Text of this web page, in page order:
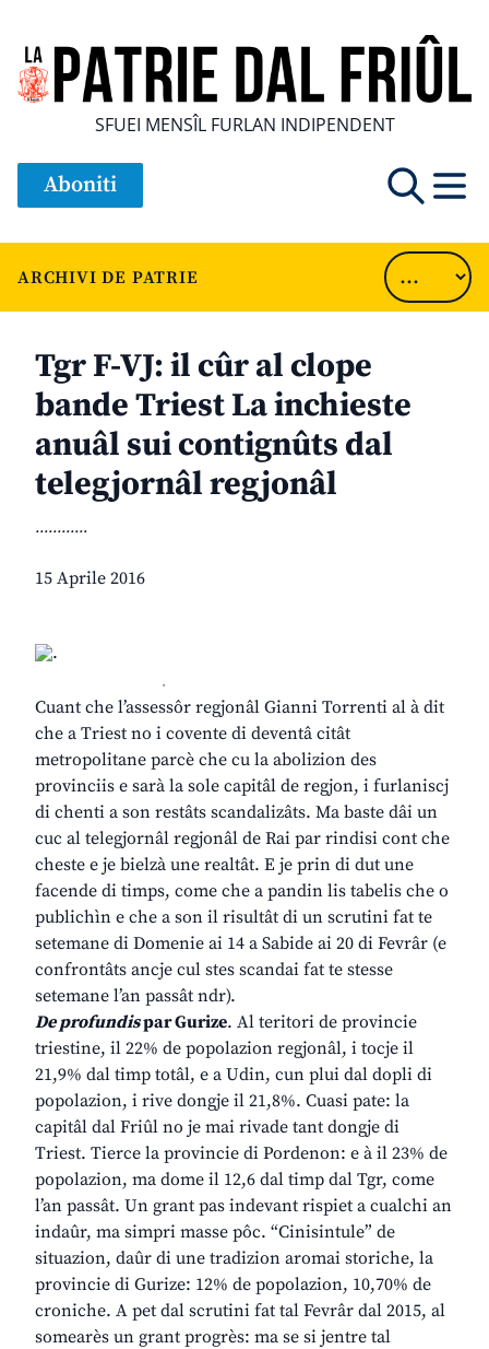
SFUEI MENSÎL FURLAN INDIPENDENT
Aboniti
ARCHIVI DE PATRIE
Tgr F-VJ: il cûr al clope
bande Triest La inchieste
anuâl sui contignûts dal
telegjornâl regjonâl
............
15 Aprile 2016
.
Cuant che l’assessôr regjonâl Gianni Torrenti al à dit
che a Triest no i covente di deventâ citât
metropolitane parcè che cu la abolizion des
provinciis e sarà la sole capitâl de regjon, i furlaniscj
di chenti a son restâts scandalizâts. Ma baste dâi un
cuc al telegjornâl regjonâl de Rai par rindisi cont che
cheste e je bielzà une realtât. E je prin di dut une
facende di timps, come che a pandin lis tabelis che o
publichìn e che a son il risultât di un scrutini fat te
setemane di Domenie ai 14 a Sabide ai 20 di Fevrâr (e
confrontâts ancje cul stes scandai fat te stesse
setemane l’an passât ndr).
De profundispar Gurize. Al teritori de provincie
triestine, il 22% de popolazion regjonâl, i tocje il
21,9% dal timp totâl, e a Udin, cun plui dal dopli di
popolazion, i rive dongje il 21,8%. Cuasi pate: la
capitâl dal Friûl no je mai rivade tant dongje di
Triest. Tierce la provincie di Pordenon: e à il 23% de
popolazion, ma dome il 12,6 dal timp dal Tgr, come
l’an passât. Un grant pas indevant rispiet a cualchi an
indaûr, ma simpri masse pôc. “Cinisintule” de
situazion, daûr di une tradizion aromai storiche, la
provincie di Gurize: 12% de popolazion, 10,70% de
croniche. A pet dal scrutini fat tal Fevrâr dal 2015, al
somearès un grant progrès: ma se si jentre tal